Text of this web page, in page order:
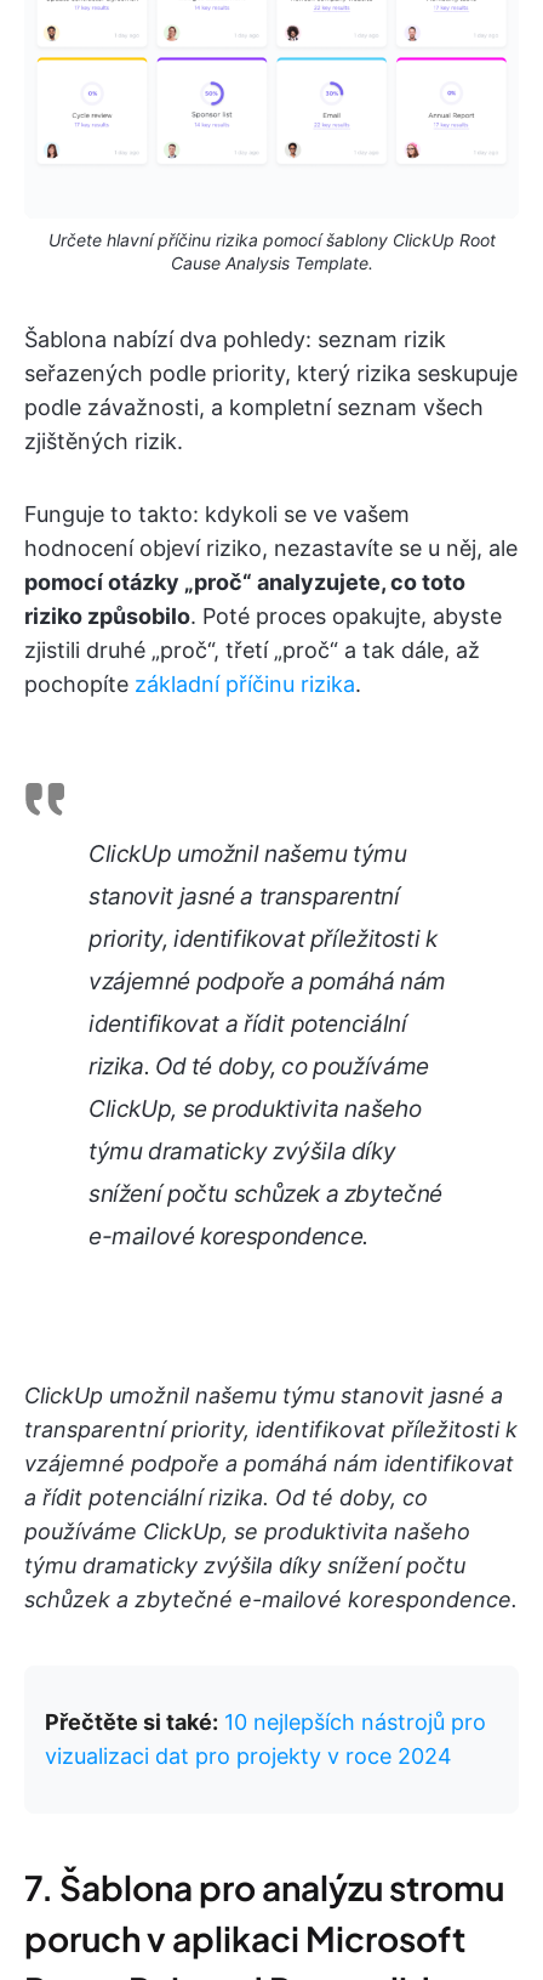
Určete hlavní příčinu rizika pomocí šablony ClickUp Root
Cause Analysis Template.
Šablona nabízí dva pohledy: seznam rizik
seřazených podle priority, který rizika seskupuje
podle závažnosti, a kompletní seznam všech
zjištěných rizik.
Funguje to takto: kdykoli se ve vašem
hodnocení objeví riziko, nezastavíte se u něj, ale
pomocí otázky „proč“ analyzujete, co toto
riziko způsobilo. Poté proces opakujte, abyste
zjistili druhé „proč“, třetí „proč“ a tak dále, až
pochopíte základní příčinu rizika.
ClickUp umožnil našemu týmu
stanovit jasné a transparentní
priority, identifikovat příležitosti k
vzájemné podpoře a pomáhá nám
identifikovat a řídit potenciální
rizika. Od té doby, co používáme
ClickUp, se produktivita našeho
týmu dramaticky zvýšila díky
snížení počtu schůzek a zbytečné
e-mailové korespondence.
ClickUp umožnil našemu týmu stanovit jasné a
transparentní priority, identifikovat příležitosti k
vzájemné podpoře a pomáhá nám identifikovat
a řídit potenciální rizika. Od té doby, co
používáme ClickUp, se produktivita našeho
týmu dramaticky zvýšila díky snížení počtu
schůzek a zbytečné e-mailové korespondence.
Přečtěte si také: 10 nejlepších nástrojů pro
vizualizaci dat pro projekty v roce 2024
7. Šablona pro analýzu stromu
poruch v aplikaci Microsoft